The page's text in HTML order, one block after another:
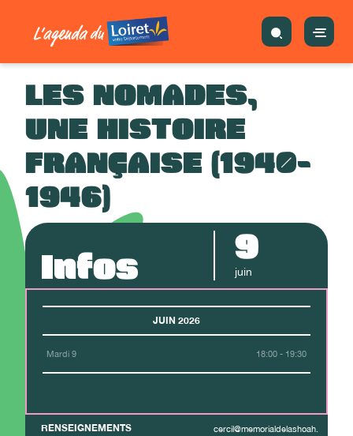
LES NOMADES,
UNE HISTOIRE
FRANÇAISE (1940-
1946)
Infos 9
juin
JUIN 2026
Mardi 9 18:00 - 19:30
RENSEIGNEMENTS
cercil@memorialdelashoah.